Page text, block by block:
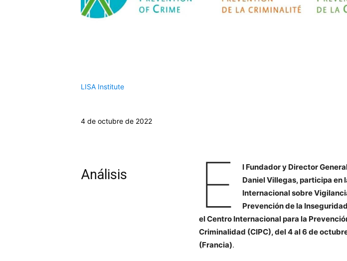
LISA Institute
4 de octubre de 2022
Análisis E
l Fundador y Director
Daniel Villegas, participa en
Internacional sobre
Prevención de la
el Centro Internacional para la
Criminalidad (CIPC), del 4 al 6 de
(Francia).